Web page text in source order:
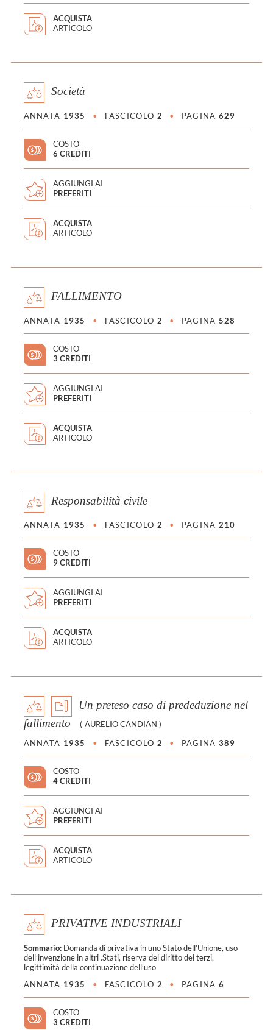
ACQUISTA
ARTICOLO
Società
ANNATA 1935 • FASCICOLO 2 • PAGINA 629
COSTO
6 CREDITI
AGGIUNGI AI
PREFERITI
ACQUISTA
ARTICOLO
FALLIMENTO
ANNATA 1935 • FASCICOLO 2 • PAGINA 528
COSTO
3 CREDITI
AGGIUNGI AI
PREFERITI
ACQUISTA
ARTICOLO
Responsabilità civile
ANNATA 1935 • FASCICOLO 2 • PAGINA 210
COSTO
9 CREDITI
AGGIUNGI AI
PREFERITI
ACQUISTA
ARTICOLO
Un preteso caso di prededuzione nel
fallimento
( AURELIO CANDIAN )
ANNATA 1935 • FASCICOLO 2 • PAGINA 389
COSTO
4 CREDITI
AGGIUNGI AI
PREFERITI
ACQUISTA
ARTICOLO
PRIVATIVE INDUSTRIALI
Sommario:Domanda di privativa in uno Stato del­l’Unione, uso
dell’invenzione in altri .Stati, riserva del diritto dei terzi,
legittimità della continuazione dell’uso
ANNATA 1935 • FASCICOLO 2 • PAGINA 6
COSTO
3 CREDITI